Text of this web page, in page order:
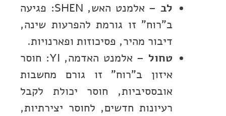
לב
– אלמנט האש, SHEN: פגיעה
ב”רוח” זו גורמת להפרעות שינה,
דיבור מהיר, פסיכוזות ופארנויות.
טחול
– אלמנט האדמה, YI: חוסר
איזון ב”רוח” זו גורם מחשבות
אובססיביות, חוסר יכולת לקבל
רעיונות חדשים, לחוסר יצירתיות,